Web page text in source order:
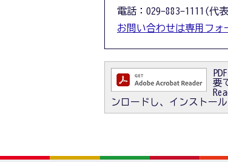
電話：029-883-1111(代
お問い合わせは専用フォ
要
ンロードし、インストール